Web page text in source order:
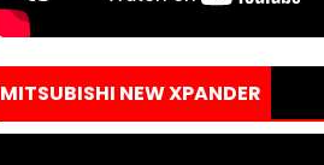
MITSUBISHI NEW XPANDER